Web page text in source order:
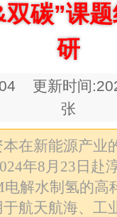
碳”课
研
更新时间
张
在新能源产业
年8月23日赴
解水制氢的高
航天航海、工